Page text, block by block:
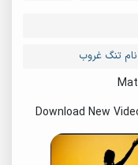
تنگ غروب
Download New